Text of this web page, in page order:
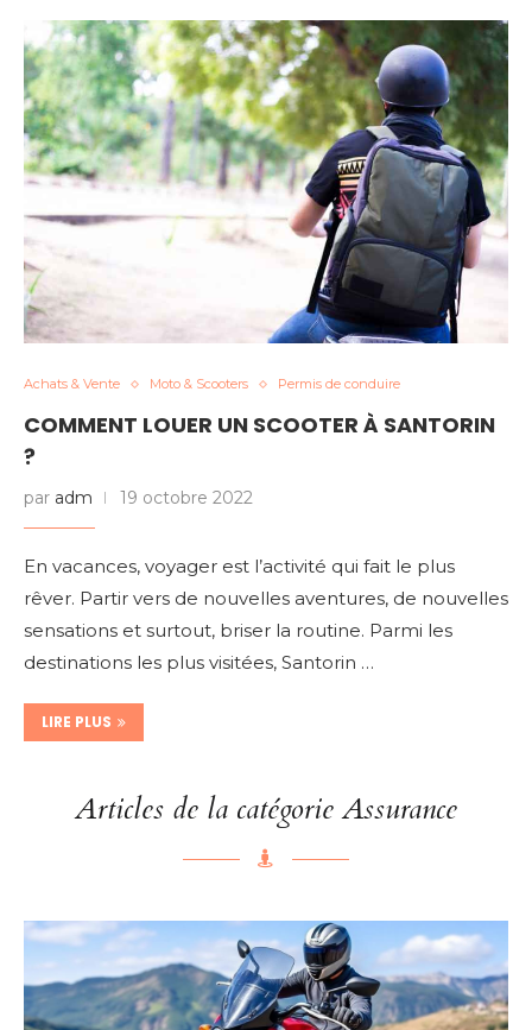
Achats & Vente Moto & Scooters Permis de conduire
COMMENT LOUER UN SCOOTER À SANTORIN
?
par adm 19 octobre 2022
En vacances, voyager est l’activité qui fait le plus
rêver. Partir vers de nouvelles aventures, de nouvelles
sensations et surtout, briser la routine. Parmi les
destinations les plus visitées, Santorin …
LIRE PLUS
Articles de la catégorie Assurance